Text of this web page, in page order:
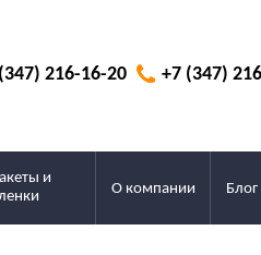
216-16-20 +7 (347)
и
О компании Блог